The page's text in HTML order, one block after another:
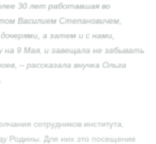
30 лет работавшая во
Василием Степановичем,
а затем и с нами,
на 9 Мая, и завещала не забывать
– рассказала внучка Ольга
сотрудников института,
Родины. Для них это посещение